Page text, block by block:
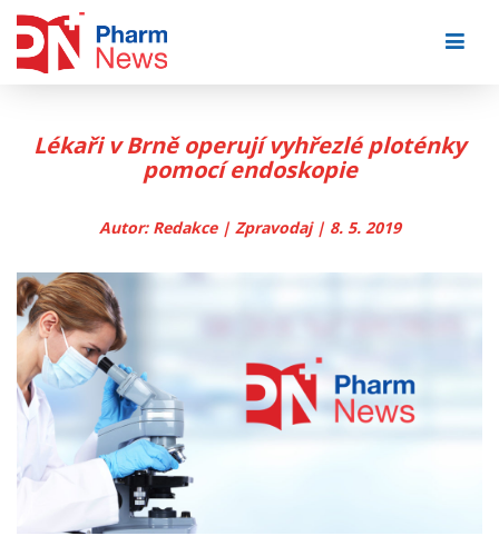
Lékaři v Brně operují vyhřezlé ploténky
pomocí endoskopie
Autor: Redakce | Zpravodaj | 8. 5. 2019